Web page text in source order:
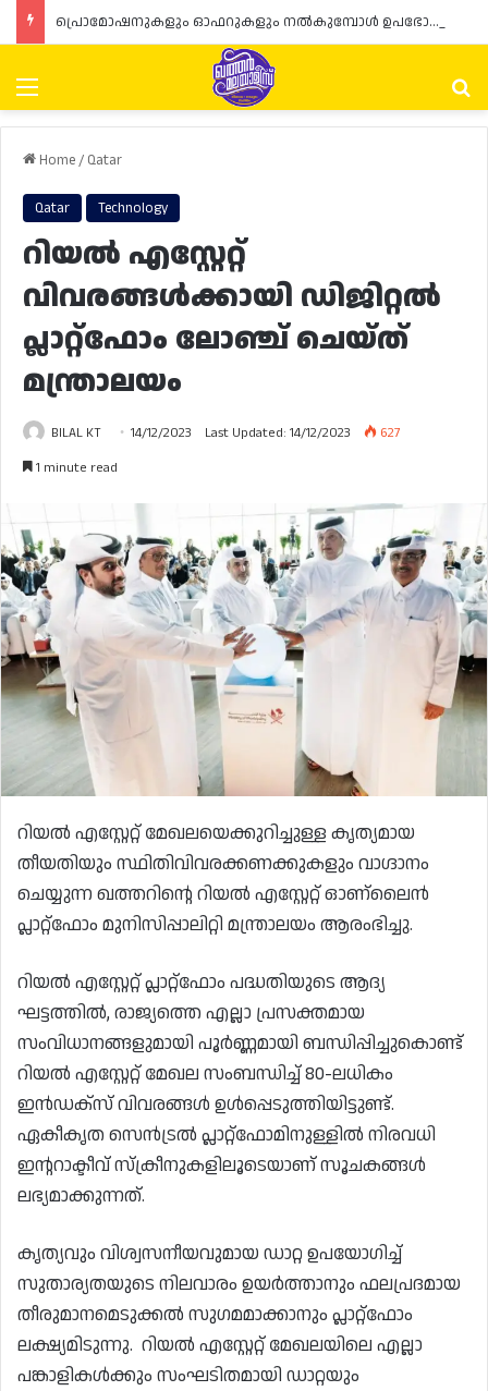
പ്രൊമോഷനുകളും ഓഫറുകളും നൽകുമ്പോൾ ഉപഭോക്താക്കളുടെ അവകാശങ്ങൾ ഉറപ്പാക്കണമെന്ന് ഖത്തർ വാണിജ്യ വ്യവസായ മന്ത്രാലയത്തിന്റെ (MoCI) നിർദ്ദേശം
Menu
Home/ Qatar
Qatar Technology
റിയൽ എസ്റ്റേറ്റ്
വിവരങ്ങൾക്കായി ഡിജിറ്റൽ
പ്ലാറ്റ്ഫോം ലോഞ്ച് ചെയ്ത്
മന്ത്രാലയം
BILAL KT 14/12/2023 Last Updated: 14/12/2023
627
1 minute read
റിയൽ എസ്റ്റേറ്റ് മേഖലയെക്കുറിച്ചുള്ള കൃത്യമായ
തീയതിയും സ്ഥിതിവിവരക്കണക്കുകളും വാഗ്ദാനം
ചെയ്യുന്ന ഖത്തറിന്റെ റിയൽ എസ്റ്റേറ്റ് ഓണ്ലൈൻ
പ്ലാറ്റ്ഫോം മുനിസിപ്പാലിറ്റി മന്ത്രാലയം ആരംഭിച്ചു.
റിയൽ എസ്റ്റേറ്റ് പ്ലാറ്റ്ഫോം പദ്ധതിയുടെ ആദ്യ
ഘട്ടത്തിൽ, രാജ്യത്തെ എല്ലാ പ്രസക്തമായ
സംവിധാനങ്ങളുമായി പൂർണ്ണമായി ബന്ധിപ്പിച്ചുകൊണ്ട്
റിയൽ എസ്റ്റേറ്റ് മേഖല സംബന്ധിച്ച് 80-ലധികം
ഇൻഡക്സ് വിവരങ്ങൾ ഉൾപ്പെടുത്തിയിട്ടുണ്ട്.
ഏകീകൃത സെൻട്രൽ പ്ലാറ്റ്‌ഫോമിനുള്ളിൽ നിരവധി
ഇന്ററാക്ടീവ് സ്‌ക്രീനുകളിലൂടെയാണ് സൂചകങ്ങൾ
ലഭ്യമാക്കുന്നത്.
കൃത്യവും വിശ്വസനീയവുമായ ഡാറ്റ ഉപയോഗിച്ച്
സുതാര്യതയുടെ നിലവാരം ഉയർത്താനും ഫലപ്രദമായ
തീരുമാനമെടുക്കൽ സുഗമമാക്കാനും പ്ലാറ്റ്ഫോം
ലക്ഷ്യമിടുന്നു. റിയൽ എസ്റ്റേറ്റ് മേഖലയിലെ എല്ലാ
പങ്കാളികൾക്കും സംഘടിതമായി ഡാറ്റയും